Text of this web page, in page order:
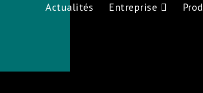
Actualités Entreprise